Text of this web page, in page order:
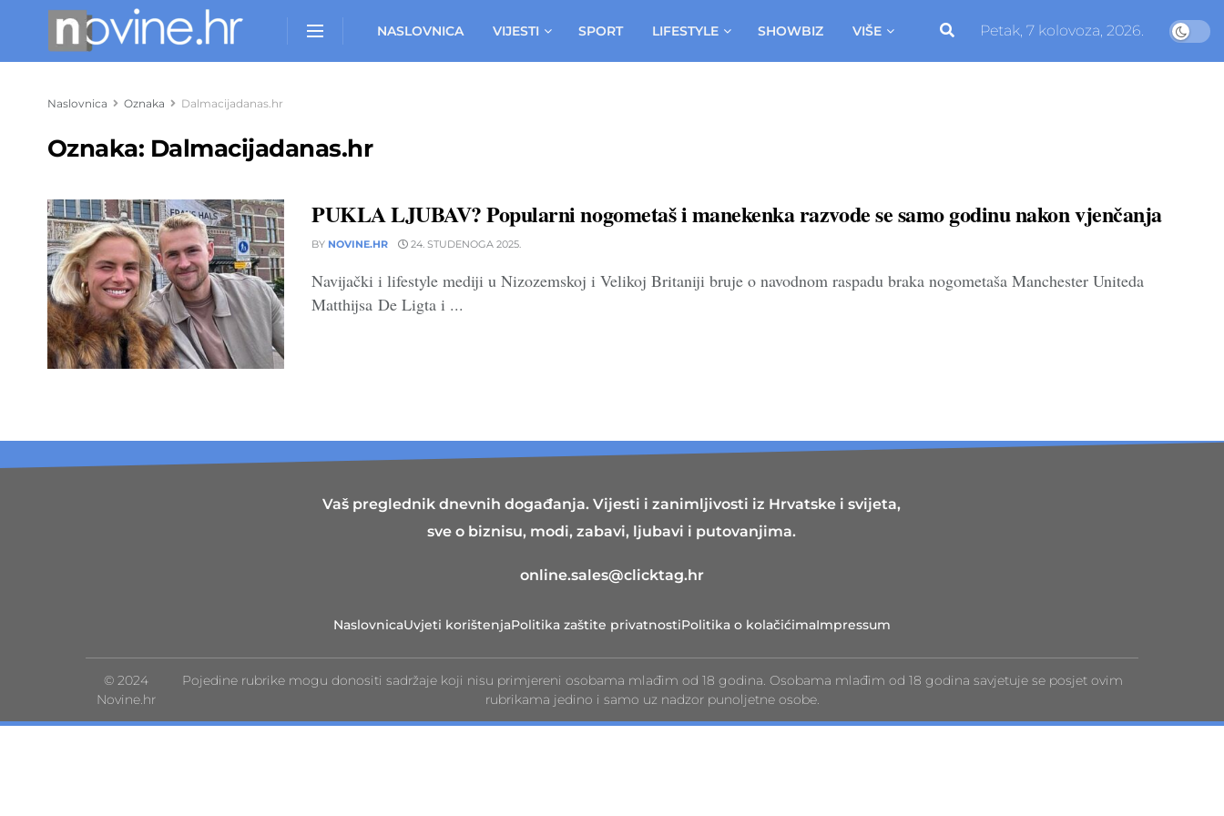
NASLOVNICA VIJESTI SPORT LIFESTYLE SHOWBIZ VIŠE Petak, 7 kolovoza, 2026.
Naslovnica Oznaka Dalmacijadanas.hr
Oznaka: Dalmacijadanas.hr
PUKLA LJUBAV? Popularni nogometaš i manekenka razvode se samo godinu nakon vjenčanja
BY NOVINE.HR 24. STUDENOGA 2025.
Navijački i lifestyle mediji u Nizozemskoj i Velikoj Britaniji bruje o navodnom raspadu braka nogometaša Manchester Uniteda
Matthijsa De Ligta i ...
Vaš preglednik dnevnih događanja. Vijesti i zanimljivosti iz Hrvatske i svijeta,
sve o biznisu, modi, zabavi, ljubavi i putovanjima.
online.sales@clicktag.hr
NaslovnicaUvjeti korištenjaPolitika zaštite privatnostiPolitika o kolačićimaImpressum
© 2024
Novine.hr
Pojedine rubrike mogu donositi sadržaje koji nisu primjereni osobama mlađim od 18 godina. Osobama mlađim od 18 godina savjetuje se posjet ovim
rubrikama jedino i samo uz nadzor punoljetne osobe.